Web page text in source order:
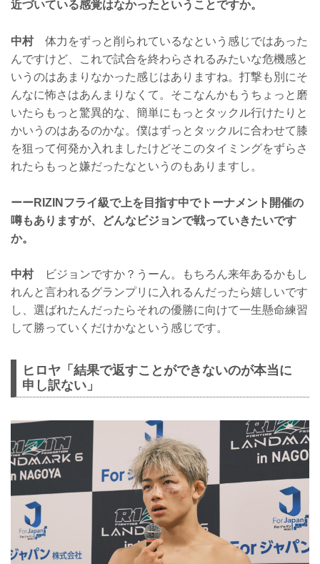
近づいている感覚はなかったということですか。
中村体力をずっと削られているなという感じではあった
んですけど、これで試合を終わらされるみたいな危機感と
いうのはあまりなかった感じはありますね。打撃も別にそ
んなに怖さはあんまりなくて。そこなんかもうちょっと磨
いたらもっと驚異的な、簡単にもっとタックル行けたりと
かいうのはあるのかな。僕はずっとタックルに合わせて膝
を狙って何発か入れましたけどそこのタイミングをずらさ
れたらもっと嫌だったなというのもありますし。
ーーRIZINフライ級で上を目指す中でトーナメント開催の
噂もありますが、どんなビジョンで戦っていきたいです
か。
中村ビジョンですか？うーん。もちろん来年あるかもし
れんと言われるグランプリに入れるんだったら嬉しいです
し、選ばれたんだったらそれの優勝に向けて一生懸命練習
して勝っていくだけかなという感じです。
ヒロヤ「結果で返すことができないのが本当に
申し訳ない」